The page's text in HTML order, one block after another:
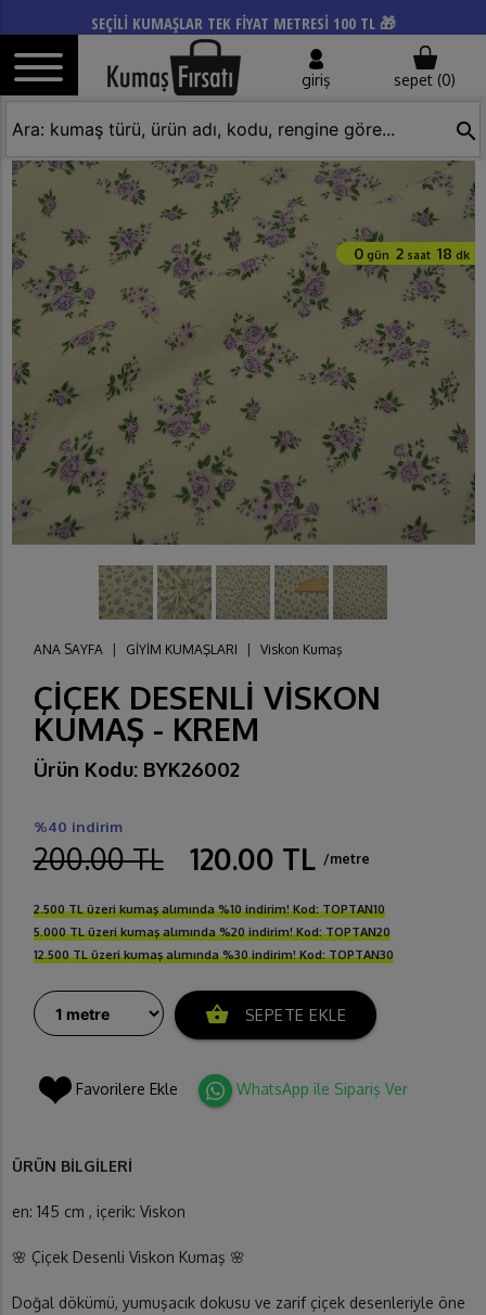
SEÇİLİ KUMAŞLAR TEK FİYAT METRESİ 100 TL 🎁
giriş sepet (0)
search
0gün 2saat 18 dk
ANA SAYFA GİYİM KUMAŞLARI Viskon Kumaş
ÇİÇEK DESENLİ VİSKON
KUMAŞ - KREM
Ürün Kodu: BYK26002
%40 indirim
200.00 TL 120.00 TL /metre
2.500 TL üzeri kumaş alımında %10 indirim! Kod: TOPTAN10
5.000 TL üzeri kumaş alımında %20 indirim! Kod: TOPTAN20
12.500 TL üzeri kumaş alımında %30 indirim! Kod: TOPTAN30
shopping_basket SEPETE EKLE
Favorilere Ekle WhatsApp ile Sipariş Ver
ÜRÜN BİLGİLERİ
en: 145 cm , içerik: Viskon
🌸 Çiçek Desenli Viskon Kumaş 🌸
Doğal dökümü, yumuşacık dokusu ve zarif çiçek desenleriyle öne